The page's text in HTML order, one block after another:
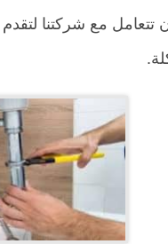
تتعامل مع شركتنا